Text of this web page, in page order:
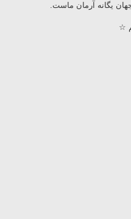
یگانه آرمان ماست.
☆